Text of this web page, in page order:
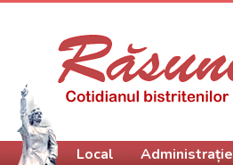
Meniu principal
Local Administrație